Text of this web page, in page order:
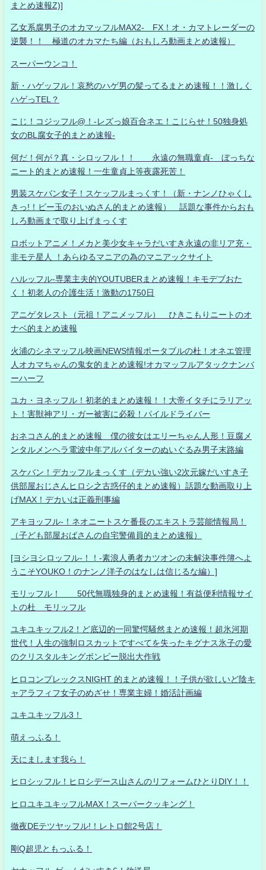
まとめ速報Z)]
乙女系腐男子のオカマッフルMAX2- FX！オ・カマトレーダーの
逆襲！！ 極道のオカマたち編（おもしろ動画まとめ速報）
スーパーウンコ！
新・ハゲッフル！哀愁のハゲ男の髪ってるまとめ速報！！激しく
ハゲっTEL？
こじ！コジッフル@！-レズっ娘百合ネエ！こじらせ！50独身処
女のBL腐女子的まとめ速報-
何だ！何が？真・シロッフル！！ 永遠の無職童貞- ぼっちな
ニート的まとめ速報！一生童貞上等夜露死苦！
男装スケバン女子！スケッフルまっくす！（新・ナンノひゃくし
きっ!！ビー玉のおいぬさん的まとめ速報） 話題な事件からおも
しろ動画まで取り上げまっくす
ロボットアニメ！メカと美少女キャラだいすき永遠の非リア充・
非モテ星人 ！あらゆるマニアの為のマニアックサイト
ハルッフル-専業主夫的YOUTUBERまとめ速報！キモデブおた
く！初老人の介護生活！激動の1750日
アニゲタレスト（元祖！アニメッフル） ひきこもりニートのオ
ナベ的まとめ速報
火浦のシネマッフル映画NEWS情報ポータブルの杜！オネエ管理
人オカマちゃんの鬼女的まとめ速報!オカマッフルアタックナンバ
ーハーフ
ユカ・ヨネッフル！初老的まとめ速報！！大帝イタチにラリアッ
ト！害獣神アリ・ガー被害に必殺！パイルドライバー
おネコさん的まとめ速報 僕の彼女はエリーちゃん人形！豆腐メ
ンタルメンヘラ電波中年アルバイターのぬいぐるみ男子末路編
スケバン！デカッフルまっくす（デカい強い2次元嫁だいすき子
供部屋おじさんヒロシ之古惑仔的まとめ速報）話題な動画取り上
げMAX！デカいは正義刑事編
アキヨッフル-！ネオニートスケ番長のエキストラ芸能情報局！
（子ども部屋おばさんの自宅警備員的まとめ速報）
[ヨシヨシロッフル-！！-素浪人勇者カツオンの未解決事件簿へよ
うこそYOUKO！のナンノ洋子のはなしは信じるな編）]
モリッフル！ 50代無職独身的まとめ速報！有益便利情報サイ
トの杜 モリッフル
ユキユキッフル2！ど底辺的一同驚愕騒然まとめ速報！超氷河期
世代！人生の強制ロスカットですべてを失ったキグナス氷子の愛
のクリスタルキングボンビー脱出大作戦
ヒロコンプレックスNIGHT 的まとめ速報！！子供が欲しいど陰キ
ャアラフィフ女子のめざせ！専業主婦！婚活計画編
ユキユキッフル3！
萌えっふる！
天にまします我ら！
ヒロシッフル！ヒロシデース山さんのリフォームひとりDIY！！
ヒロユキユキッフルMAX！スーパークッキング！
徹夜DEテツヤッフル!！レトロ館2号店！
剛Q超児ともっふる！